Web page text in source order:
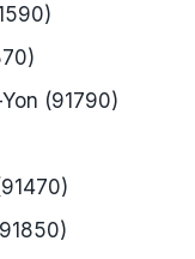
(91790)